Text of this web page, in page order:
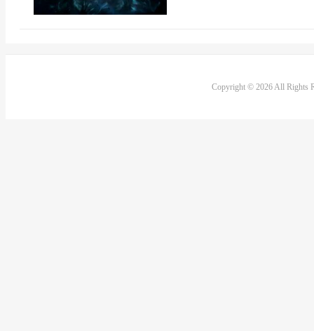
Copyright © 2026 All Rights